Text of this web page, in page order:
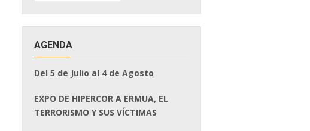
AGENDA
Del 5 de Julio al 4 de Agosto
EXPO DE HIPERCOR A ERMUA, EL
TERRORISMO Y SUS VÍCTIMAS